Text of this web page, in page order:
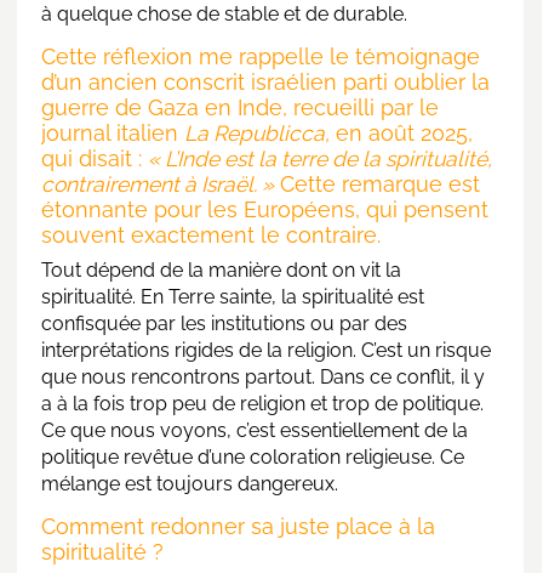
à quelque chose de stable et de durable.
Cette réflexion me rappelle le témoignage
d’un ancien conscrit israélien parti oublier la
guerre de Gaza en Inde, recueilli par le
journal italien La Republicca, en août 2025,
qui disait : « L’Inde est la terre de la spiritualité,
contrairement à Israël. »Cette remarque est
étonnante pour les Européens, qui pensent
souvent exactement le contraire.
Tout dépend de la manière dont on vit la
spiritualité. En Terre sainte, la spiritualité est
confisquée par les institutions ou par des
interprétations rigides de la religion. C’est un risque
que nous rencontrons partout. Dans ce conflit, il y
a à la fois trop peu de religion et trop de politique.
Ce que nous voyons, c’est essentiellement de la
politique revêtue d’une coloration religieuse. Ce
mélange est toujours dangereux.
Comment redonner sa juste place à la
spiritualité ?